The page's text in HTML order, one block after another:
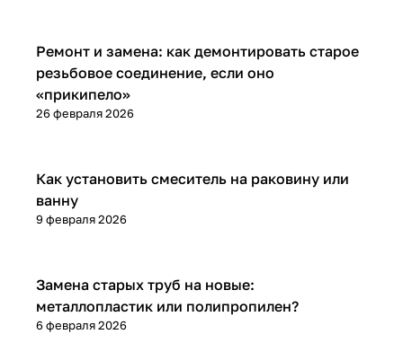
Установка и ремонт
26 февраля 2026
Ремонт и замена: как демонтировать старое
резьбовое соединение, если оно
«прикипело»
Установка и ремонт
9 февраля 2026
Как установить смеситель на раковину или
ванну
Установка и ремонт
6 февраля 2026
Замена старых труб на новые:
металлопластик или полипропилен?